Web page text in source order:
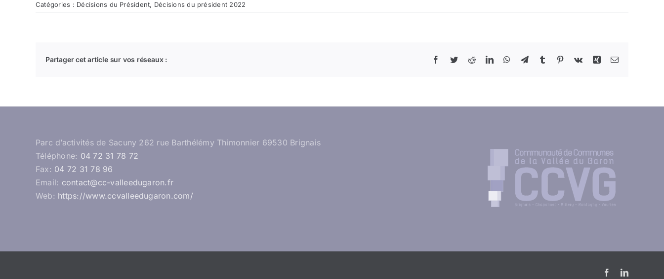
Catégories : Décisions du Président, Décisions du président 2022
Partager cet article sur vos réseaux : Facebook
TwitterRedditLinkedInWhatsApp
TelegramTumblr Pinterest
Vk Xing Email
Parc d’activités de Sacuny 262 rue Barthélémy Thimonnier 69530 Brignais
Téléphone: 04 72 31 78 72
Fax: 04 72 31 78 96
Email: contact@cc-valleedugaron.fr
Web: https://www.ccvalleedugaron.com/
FacebookLinkedIn